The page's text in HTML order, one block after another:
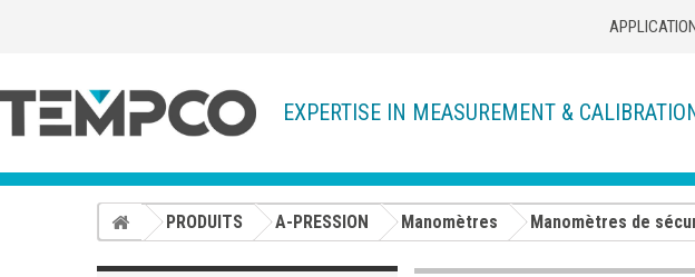
EXPERTISE IN MEASUREMENT &
PRODUITS A-PRESSION Manomètres Manomètres de